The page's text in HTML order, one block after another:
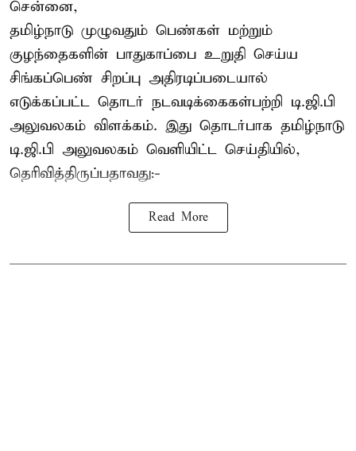
சென்னை,
தமிழ்நாடு முழுவதும் பெண்கள் மற்றும்
குழந்தைகளின் பாதுகாப்பை உறுதி செய்ய
சிங்கப்பெண் சிறப்பு அதிரடிப்படையால்
எடுக்கப்பட்ட தொடர் நடவடிக்கைகள்பற்றி டி.ஜி.பி
அலுவலகம் விளக்கம். இது தொடர்பாக தமிழ்நாடு
டி.ஜி.பி அலுவலகம் வெளியிட்ட செய்தியில்,
தெரிவித்திருப்பதாவது:-
Read More